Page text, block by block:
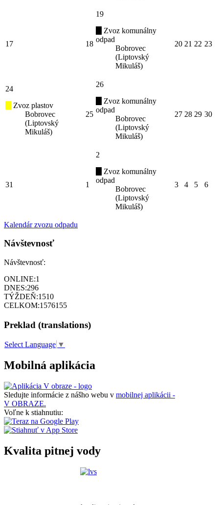
17 18
19
Zvoz komunálny
odpad
Bobrovec
(Liptovský
Mikuláš)
20 21 22 23
24
Zvoz plastov
Bobrovec
(Liptovský
Mikuláš)
25
26
Zvoz komunálny
odpad
Bobrovec
(Liptovský
Mikuláš)
27 28 29 30
31 1
2
Zvoz komunálny
odpad
Bobrovec
(Liptovský
Mikuláš)
3 4 5 6
Kalendár zvozu odpadu
Návštevnosť
Návštevnosť:
ONLINE:1
DNES:296
TÝŽDEŇ:1510
CELKOM:1576155
Preklad (translations)
Select Language ▼
Mobilná aplikácia
Sledujte informácie z nášho webu v mobilnej aplikácii -
V OBRAZE.
Voľne k stiahnutiu:
Kvalita pitnej vody